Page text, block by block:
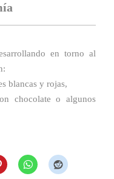
en torno al
blancas y rojas,
chocolate o algunos